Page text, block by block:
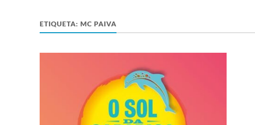
ETIQUETA: MC PAIVA